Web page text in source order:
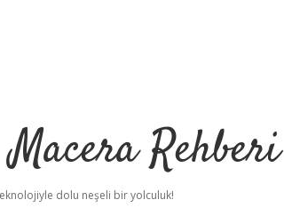
Rehberi
dolu neşeli bir yolculuk!